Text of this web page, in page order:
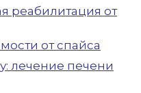
реабилитация от
от спайса
лечение печени